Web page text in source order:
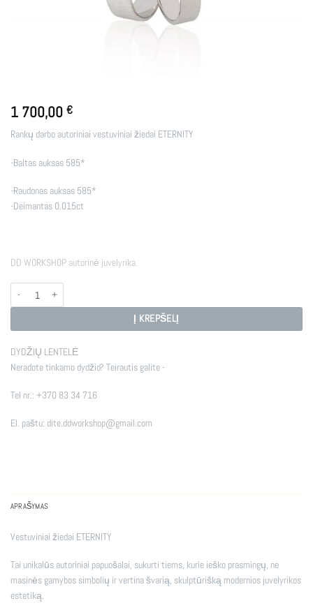
1 700,00 €
Rankų darbo autoriniai vestuviniai žiedai ETERNITY
-Baltas auksas 585*
-Raudonas auksas 585*
-Deimantas 0.015ct
DD WORKSHOP autorinė juvelyrika.
Į KREPŠELĮ
DYDŽIŲ LENTELĖ
Neradote tinkamo dydžio? Teirautis galite -
Tel nr.: +370 83 34 716
El. paštu: dite.ddworkshop@gmail.com
APRAŠYMAS
Vestuviniai žiedai ETERNITY
Tai unikalūs autoriniai papuošalai, sukurti tiems, kurie ieško prasmingų, ne
masinės gamybos simbolių ir vertina švarią, skulptūrišką modernios juvelyrikos
estetiką.